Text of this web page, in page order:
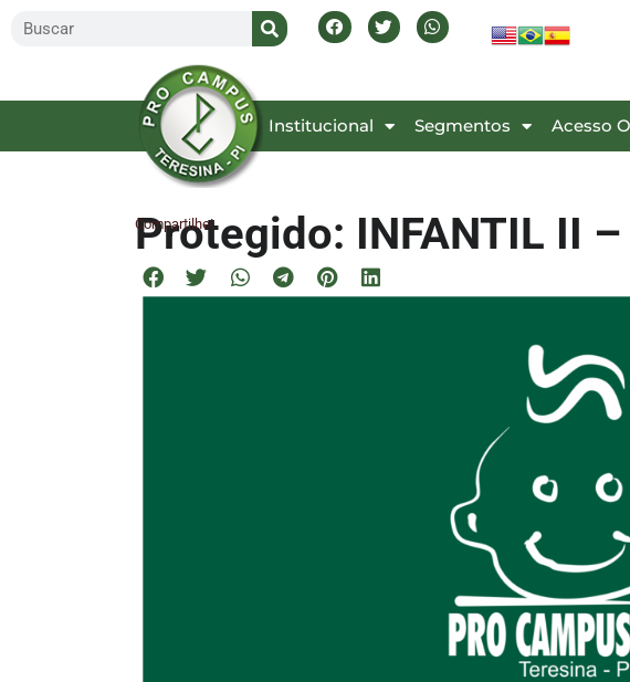
Inicial Institucional Segmentos Acesso
Protegido: INFANTIL II
Compartilhe!